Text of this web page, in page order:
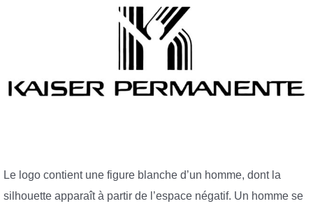
Le logo contient une figure blanche d’un homme, dont la
silhouette apparaît à partir de l’espace négatif. Un homme se